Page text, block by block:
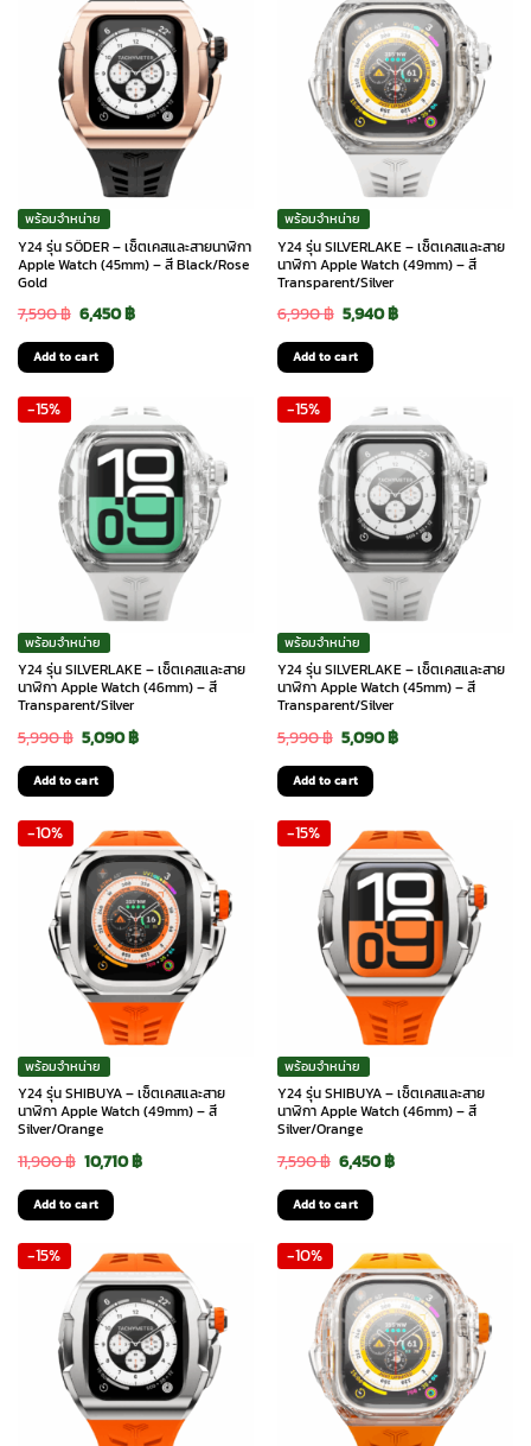
พร้อมจำหน่าย
Y24 รุ่น SÖDER – เซ็ตเคสและสายนาฬิกา
Apple Watch (45mm) – สี Black/Rose
Gold
7,590฿ Original
price
was:
7,590 ฿.
6,450฿Current
6,450 ฿.
Add to cart
พร้อมจำหน่าย
Y24 รุ่น SILVERLAKE – เซ็ตเคสและสาย
นาฬิกา Apple Watch (49mm) – สี
Transparent/Silver
6,990฿ Original
price
was:
6,990 ฿.
5,940฿Current
5,940 ฿.
Add to cart
-15%
พร้อมจำหน่าย
Y24 รุ่น SILVERLAKE – เซ็ตเคสและสาย
นาฬิกา Apple Watch (46mm) – สี
Transparent/Silver
5,990฿ Original
price
was:
5,990 ฿.
5,090฿Current
5,090 ฿.
Add to cart
-15%
พร้อมจำหน่าย
Y24 รุ่น SILVERLAKE – เซ็ตเคสและสาย
นาฬิกา Apple Watch (45mm) – สี
Transparent/Silver
5,990฿ Original
price
was:
5,990 ฿.
5,090฿Current
5,090 ฿.
Add to cart
-10%
พร้อมจำหน่าย
Y24 รุ่น SHIBUYA – เซ็ตเคสและสาย
นาฬิกา Apple Watch (49mm) – สี
Silver/Orange
11,900฿ Original
price
was:
11,900 ฿.
10,710฿Current
10,710 ฿.
Add to cart
-15%
พร้อมจำหน่าย
Y24 รุ่น SHIBUYA – เซ็ตเคสและสาย
นาฬิกา Apple Watch (46mm) – สี
Silver/Orange
7,590฿ Original
price
was:
7,590 ฿.
6,450฿Current
6,450 ฿.
Add to cart
-15% -10%